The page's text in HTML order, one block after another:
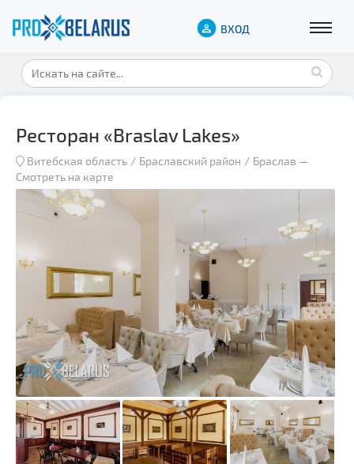
ВХОД
Ресторан «Braslav Lakes»
Витебская область Браславский район Браслав —
Смотреть на карте